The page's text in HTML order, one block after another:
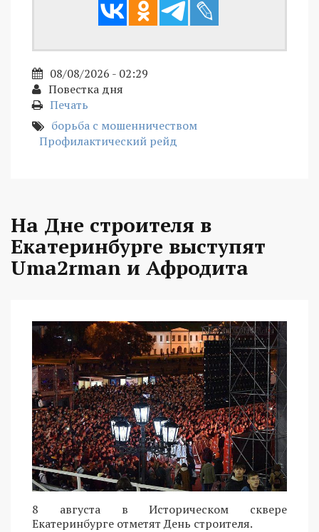
08/08/2026 - 02:29
Повестка дня
Печать
борьба с мошенничеством
Профилактический рейд
На Дне строителя в
Екатеринбурге выступят
Uma2rman и Афродита
8 августа в Историческом сквере
Екатеринбурге отметят День строителя.